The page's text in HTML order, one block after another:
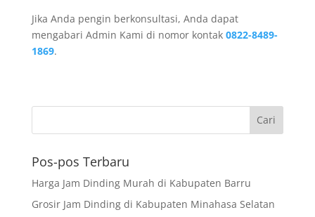
Jika Anda pengin berkonsultasi, Anda dapat
mengabari Admin Kami di nomor kontak 0822-8489-
1869.
Pos-pos Terbaru
Harga Jam Dinding Murah di Kabupaten Barru
Grosir Jam Dinding di Kabupaten Minahasa Selatan